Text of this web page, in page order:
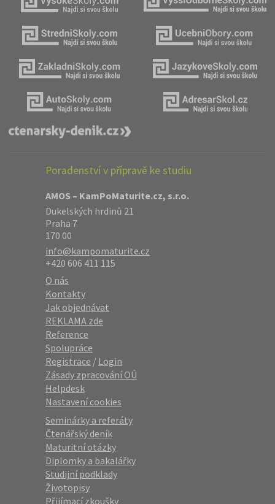
Poradenství v přípravě ke studiu
AMOS – KamPoMaturite.cz, s.r.o.
Dukelských hrdinů 21
Praha 7
170 00
info@kampomaturite.cz
+420 606 411 115
O nás
Kontakty
Jak objednávat
REKLAMA zde
Reference
Spolupráce
Registrace / Login
Zásady zpracování OÚ
Helpdesk
Nastavení cookies
Seminárky a referáty
Čtenářský deník
Maturitní otázky
Diplomky a bakalářky
Studijní podklady
Životopisy
Přijímací zkoušky